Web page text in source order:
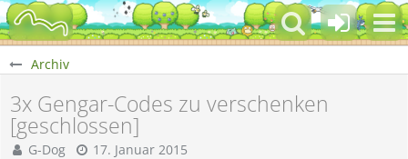
Archiv
3x Gengar-Codes zu verschenken
[geschlossen]
G-Dog 17. Januar 2015